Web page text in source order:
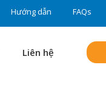
Hướng dẫn FAQs
Liên hệ